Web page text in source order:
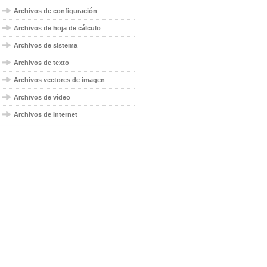
Archivos de configuración
Archivos de hoja de cálculo
Archivos de sistema
Archivos de texto
Archivos vectores de imagen
Archivos de vídeo
Archivos de Internet